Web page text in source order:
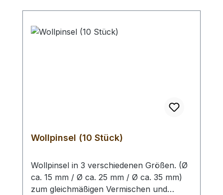
Wollpinsel (10 Stück)
Wollpinsel in 3 verschiedenen Größen. (Ø
ca. 15 mm / Ø ca. 25 mm / Ø ca. 35 mm)
zum gleichmäßigen Vermischen und